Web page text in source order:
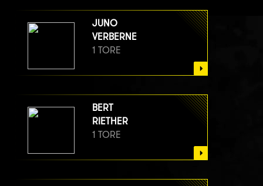
JUNO
VERBERNE
1 TORE
BERT
RIETHER
1 TORE